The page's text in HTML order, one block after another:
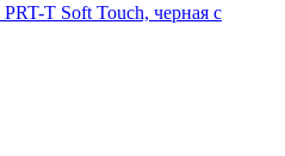
T Soft Touch, черная с